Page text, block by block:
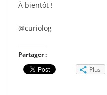
À bientôt !
@curiolog
Partager :
Plus